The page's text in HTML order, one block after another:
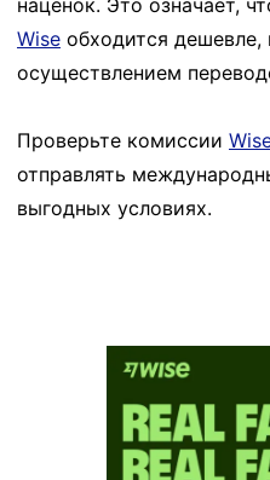
наценок. Это означает,
Wise обходится дешевле,
осуществлением
Проверьте комиссии
отправлять
выгодных условиях.